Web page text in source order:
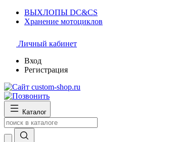
ВЫХЛОПЫ DC&CS
Хранение мотоциклов
Личный кабинет
Вход
Регистрация
Каталог